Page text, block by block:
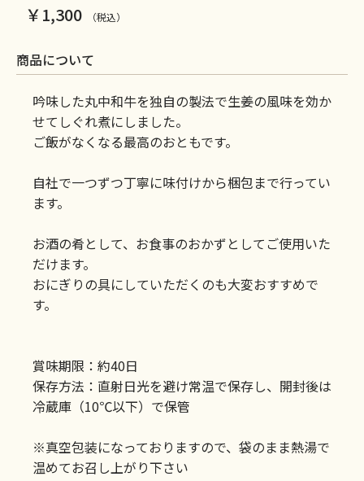
￥1,300 （税込）
商品について
吟味した丸中和牛を独自の製法で生姜の風味を効か
せてしぐれ煮にしました。
ご飯がなくなる最高のおともです。
自社で一つずつ丁寧に味付けから梱包まで行ってい
ます。
お酒の肴として、お食事のおかずとしてご使用いた
だけます。
おにぎりの具にしていただくのも大変おすすめで
す。
賞味期限：約40日
保存方法：直射日光を避け常温で保存し、開封後は
冷蔵庫（10℃以下）で保管
※真空包装になっておりますので、袋のまま熱湯で
温めてお召し上がり下さい